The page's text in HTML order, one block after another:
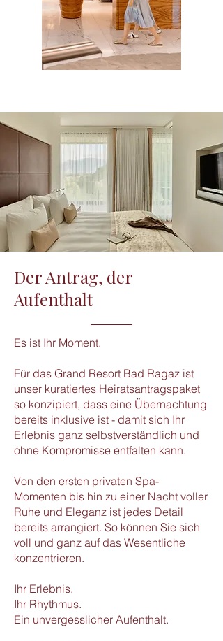
Der Antrag, der
Aufenthalt
Es ist Ihr Moment.
Für das Grand Resort Bad Ragaz ist
unser kuratiertes Heiratsantragspaket
so konzipiert, dass eine Übernachtung
bereits inklusive ist - damit sich Ihr
Erlebnis ganz selbstverständlich und
ohne Kompromisse entfalten kann.
Von den ersten privaten Spa-
Momenten bis hin zu einer Nacht voller
Ruhe und Eleganz ist jedes Detail
bereits arrangiert. So können Sie sich
voll und ganz auf das Wesentliche
konzentrieren.
Ihr Erlebnis.
Ihr Rhythmus.
Ein unvergesslicher Aufenthalt.